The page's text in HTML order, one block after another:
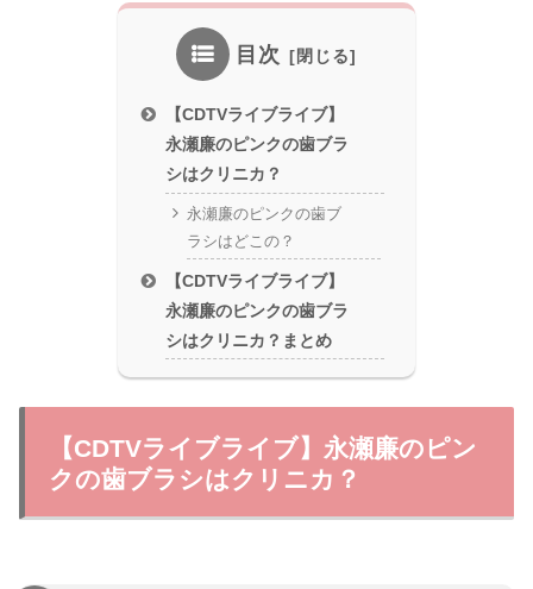
目次
【CDTVライブライブ】
永瀬廉のピンクの歯ブラ
シはクリニカ？
永瀬廉のピンクの歯ブ
ラシはどこの？
【CDTVライブライブ】
永瀬廉のピンクの歯ブラ
シはクリニカ？まとめ
【CDTVライブライブ】永瀬廉のピン
クの歯ブラシはクリニカ？